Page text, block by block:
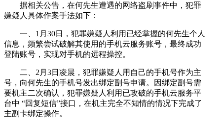
据相关公告，在何先生遭遇的网络盗刷事件中，犯罪
嫌疑人具体作案手法如下：
一、1月30日，犯罪嫌疑人利用已经掌握的何先生个人
信息，频繁尝试破解其使用的手机云服务账号，最终成功
登陆账号，实现对手机的远程操控。
二、2月3日凌晨，犯罪嫌疑人用自己的手机号作为主
号，向何先生的手机号发出绑定副号申请。因绑定副号需
要机主二次确认，犯罪嫌疑人利用已攻破的手机云服务平
台中 “回复短信”接口，在机主完全不知情的情况下完成了
主副卡绑定操作。